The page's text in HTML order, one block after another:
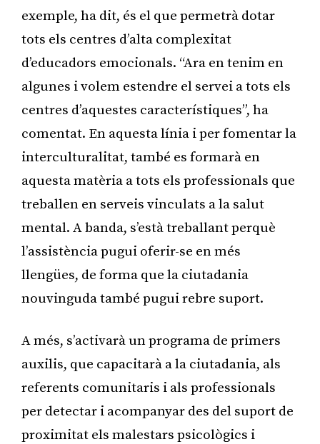
exemple, ha dit, és el que permetrà dotar
tots els centres d’alta complexitat
d’educadors emocionals. “Ara en tenim en
algunes i volem estendre el servei a tots els
centres d’aquestes característiques”, ha
comentat. En aquesta línia i per fomentar la
interculturalitat, també es formarà en
aquesta matèria a tots els professionals que
treballen en serveis vinculats a la salut
mental. A banda, s’està treballant perquè
l’assistència pugui oferir-se en més
llengües, de forma que la ciutadania
nouvinguda també pugui rebre suport.
A més, s’activarà un programa de primers
auxilis, que capacitarà a la ciutadania, als
referents comunitaris i als professionals
per detectar i acompanyar des del suport de
proximitat els malestars psicològics i